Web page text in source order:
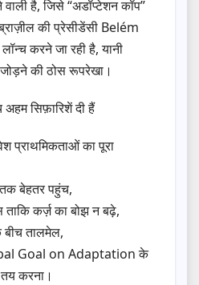
है, जिसे “अडॉप्टेशन कॉप”
की प्रेसीडेंसी Belém
करने जा रही है, यानी
की ठोस रूपरेखा।
अहम सिफ़ारिशें दी हैं
प्राथमिकताओं का पूरा
बेहतर पहुंच,
कर्ज़ का बोझ न बढ़े,
तालमेल,
Goal on Adaptation के
करना।